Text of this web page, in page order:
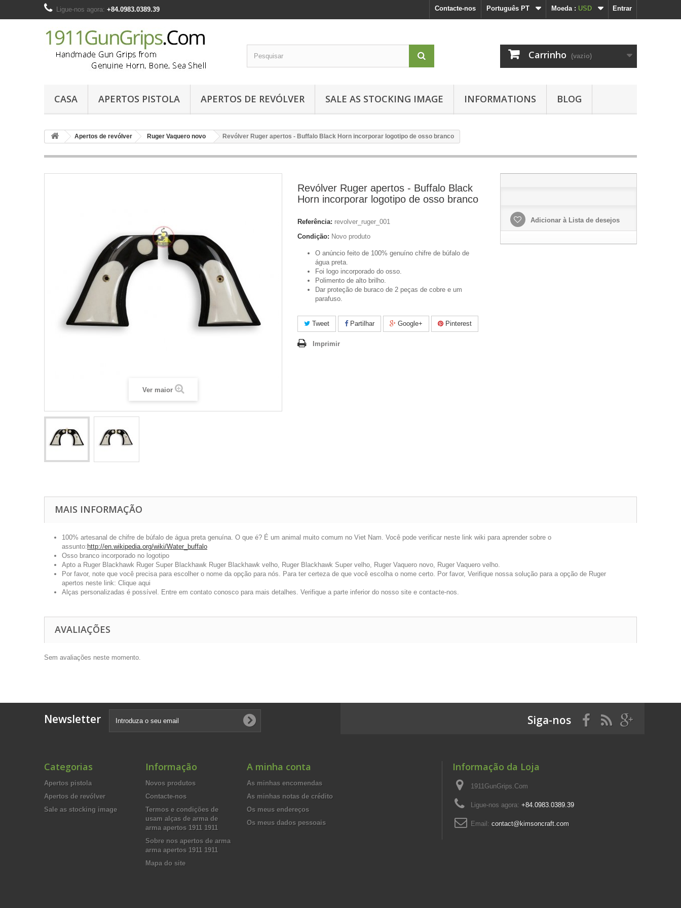
Entrar
Moeda : USD
Português PT
Contacte-nos
Ligue-nos agora: +84.0983.0389.39
Carrinho (vazio)
CASA APERTOS PISTOLA APERTOS DE REVÓLVER SALE AS STOCKING IMAGE INFORMATIONS BLOG
Apertos de revólver Ruger Vaquero novo Revólver Ruger apertos - Buffalo Black Horn incorporar logotipo de osso branco
Ver maior
Revólver Ruger apertos - Buffalo Black
Horn incorporar logotipo de osso branco
Referência: revolver_ruger_001
Condição: Novo produto
O anúncio feito de 100% genuíno chifre de búfalo de
água preta.
Foi logo incorporado do osso.
Polimento de alto brilho.
Dar proteção de buraco de 2 peças de cobre e um
parafuso.
Tweet Partilhar Google+ Pinterest
Imprimir
Adicionar à Lista de desejos
MAIS INFORMAÇÃO
100% artesanal de chifre de búfalo de água preta genuína. O que é? É um animal muito comum no Viet Nam. Você pode verificar neste link wiki para aprender sobre o
assunto: http://en.wikipedia.org/wiki/Water_buffalo
Osso branco incorporado no logotipo
Apto a Ruger Blackhawk Ruger Super Blackhawk Ruger Blackhawk velho, Ruger Blackhawk Super velho, Ruger Vaquero novo, Ruger Vaquero velho.
Por favor, note que você precisa para escolher o nome da opção para nós. Para ter certeza de que você escolha o nome certo. Por favor, Verifique nossa solução para a opção de Ruger
apertos neste link: Clique aqui
Alças personalizadas é possível. Entre em contato conosco para mais detalhes. Verifique a parte inferior do nosso site e contacte-nos.
AVALIAÇÕES
Sem avaliações neste momento.
Newsletter Siga-nos
Categorias
Apertos pistola
Apertos de revólver
Sale as stocking image
Informação
Novos produtos
Contacte-nos
Termos e condições de
usam alças de arma de
arma apertos 1911 1911
Sobre nos apertos de arma
arma apertos 1911 1911
Mapa do site
A minha conta
As minhas encomendas
As minhas notas de crédito
Os meus endereços
Os meus dados pessoais
Informação da Loja
1911GunGrips.Com
Ligue-nos agora: +84.0983.0389.39
Email: contact@kimsoncraft.com